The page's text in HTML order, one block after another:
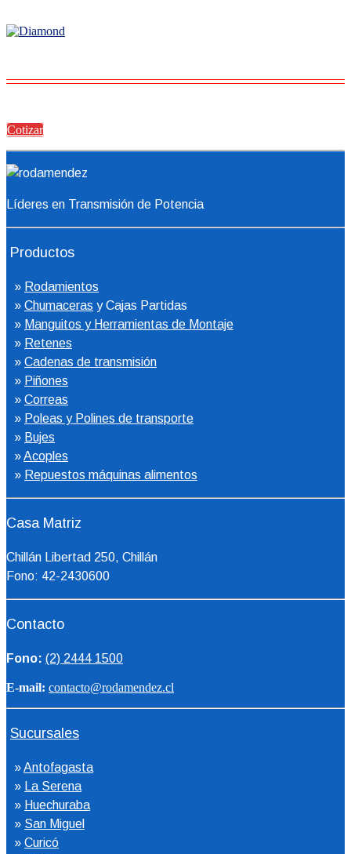
Cotizar
Líderes en Transmisión de Potencia
Productos
» Rodamientos
» Chumaceras y Cajas Partidas
» Manguitos y Herramientas de Montaje
» Retenes
» Cadenas de transmisión
» Piñones
» Correas
» Poleas y Polines de transporte
» Bujes
»Acoples
» Repuestos máquinas alimentos
Casa Matriz
Chillán Libertad 250, Chillán
Fono: 42-2430600
Contacto
Fono: (2) 2444 1500
E-mail: contacto@rodamendez.cl
Sucursales
»Antofagasta
»
La Serena
» Huechuraba
» San Miguel
» Curicó